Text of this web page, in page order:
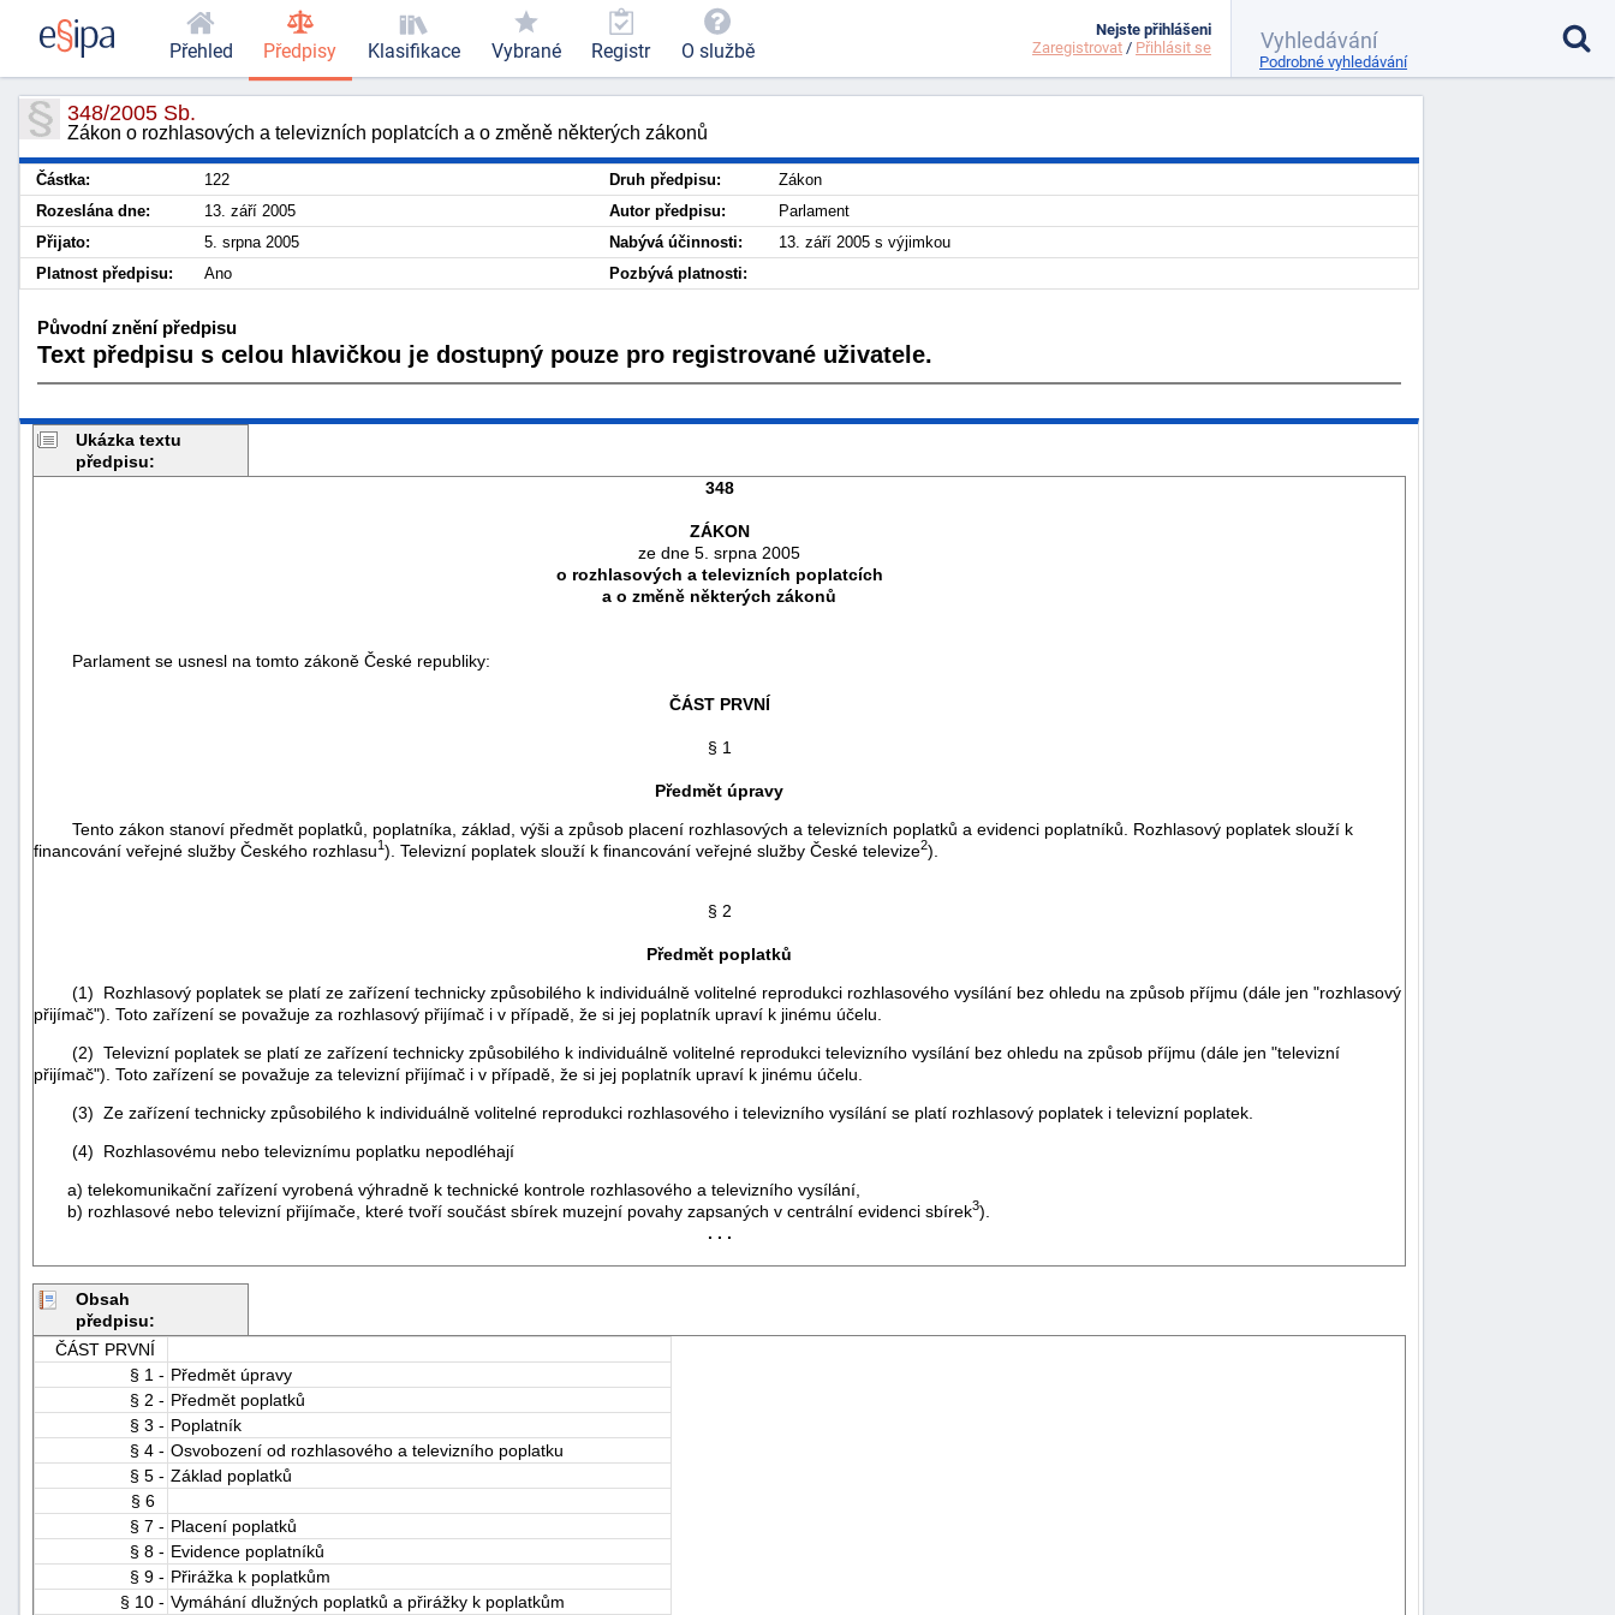
348/2005 Sb.
Zákon o rozhlasových a televizních poplatcích a o změně některých zákonů
Částka: 122 Druh předpisu:
Zákon
Rozeslána dne:
13. září 2005 Autor předpisu:
Parlament
Přijato:
5. srpna 2005 Nabývá účinnosti:
13. září 2005 s výjimkou
Platnost předpisu:
Ano Pozbývá platnosti:
Původní znění předpisu
Text předpisu s celou hlavičkou je dostupný pouze pro registrované uživatele.
Ukázka textu
předpisu:
348
ZÁKON
ze dne 5. srpna 2005
o rozhlasových a televizních poplatcích
a o změně některých zákonů
Parlament se usnesl na tomto zákoně České republiky:
ČÁST PRVNÍ
§ 1
Předmět úpravy
Tento zákon stanoví předmět poplatků, poplatníka, základ, výši a způsob placení rozhlasových a televizních poplatků a evidenci poplatníků. Rozhlasový poplatek slouží k
financování veřejné služby Českého rozhlasu1 ). Televizní poplatek slouží k financování veřejné služby České televize2).
§ 2
Předmět poplatků
(1) Rozhlasový poplatek se platí ze zařízení technicky způsobilého k individuálně volitelné reprodukci rozhlasového vysílání bez ohledu na způsob příjmu (dále jen "rozhlasový
přijímač"). Toto zařízení se považuje za rozhlasový přijímač i v případě, že si jej poplatník upraví k jinému účelu.
(2) Televizní poplatek se platí ze zařízení technicky způsobilého k individuálně volitelné reprodukci televizního vysílání bez ohledu na způsob příjmu (dále jen "televizní
přijímač"). Toto zařízení se považuje za televizní přijímač i v případě, že si jej poplatník upraví k jinému účelu.
(3) Ze zařízení technicky způsobilého k individuálně volitelné reprodukci rozhlasového i televizního vysílání se platí rozhlasový poplatek i televizní poplatek.
(4) Rozhlasovému nebo televiznímu poplatku nepodléhají
a) telekomunikační zařízení vyrobená výhradně k technické kontrole rozhlasového a televizního vysílání,
b) rozhlasové nebo televizní přijímače, které tvoří součást sbírek muzejní povahy zapsaných v centrální evidenci sbírek3).
. . .
Obsah
předpisu:
ČÁST PRVNÍ
§ 1 - Předmět úpravy
§ 2 - Předmět poplatků
§ 3 - Poplatník
§ 4 - Osvobození od rozhlasového a televizního poplatku
§ 5 - Základ poplatků
§ 6
§ 7 - Placení poplatků
§ 8 - Evidence poplatníků
§ 9 - Přirážka k poplatkům
§ 10 - Vymáhání dlužných poplatků a přirážky k poplatkům
Přehled Předpisy Klasifikace Vybrané Registr O službě
Nejste přihlášeni
Zaregistrovat / Přihlásit se
Podrobné vyhledávání